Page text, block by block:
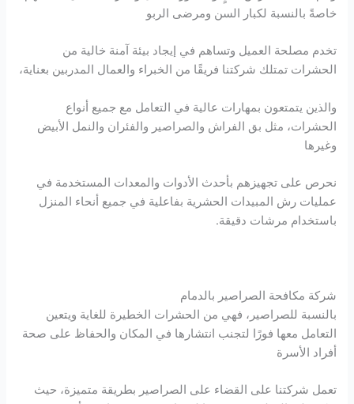
خاصةً بالنسبة لكبار السن ومرضى الربو
تخدم مصلحة العميل وتساهم في إيجاد بيئة آمنة خالية من
الحشرات تمتلك شركتنا فريقًا من الخبراء والعمال المدربين بعناية،
والذين يتمتعون بمهارات عالية في التعامل مع جميع أنواع
الحشرات، مثل بق الفراش والصراصير والفئران والنمل الأبيض
وغيرها
نحرص على تجهيزهم بأحدث الأدوات والمعدات المستخدمة في
عمليات رش المبيدات الحشرية بفاعلية في جميع أنحاء المنزل
باستخدام مرشات دقيقة.
شركة مكافحة الصراصير بالدمام
بالنسبة للصراصير، فهي من الحشرات الخطيرة للغاية ويتعين
التعامل معها فورًا لتجنب انتشارها في المكان والحفاظ على صحة
أفراد الأسرة
تعمل شركتنا على القضاء على الصراصير بطريقة متميزة، حيث